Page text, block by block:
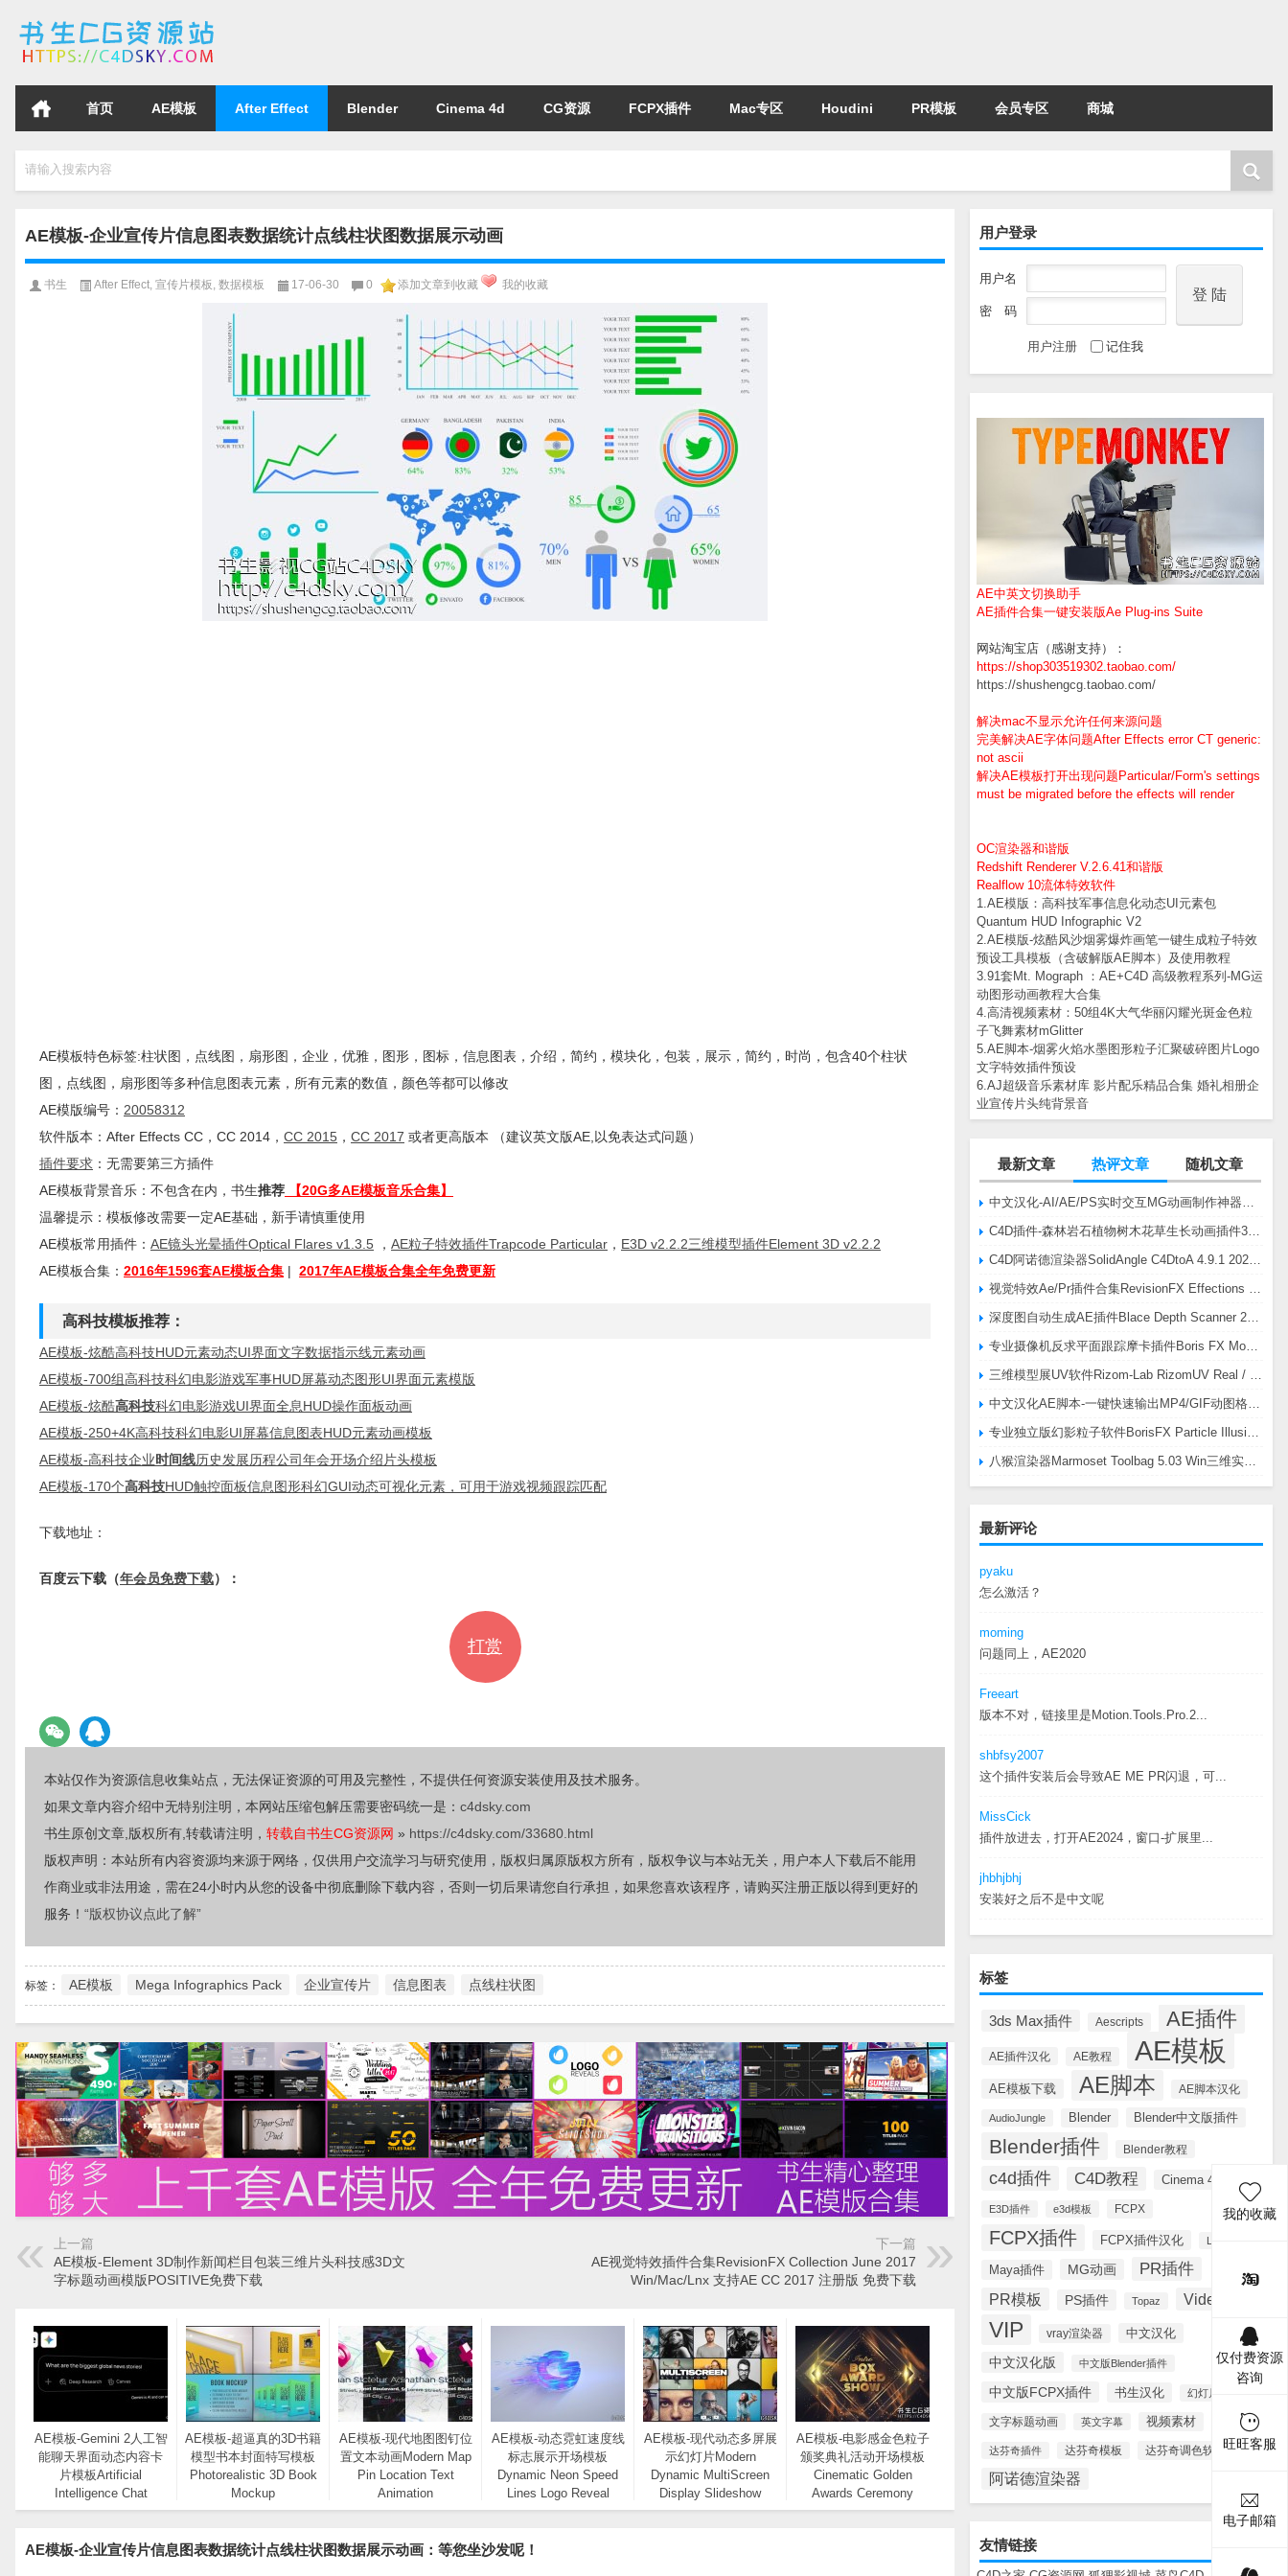
首页 AE模板 After Effect Blender Cinema 4d CG资源 FCPX插件 Mac专区 Houdini PR模板 会员专区 商城
请输入搜索内容
用户登录
用户名
密 码
用户注册 记住我
AE中英文切换助手
AE插件合集一键安装版Ae Plug-ins Suite
网站淘宝店（感谢支持）：
https://shop303519302.taobao.com/
https://shushengcg.taobao.com/
解决mac不显示允许任何来源问题
完美解决AE字体问题After Effects error CT generic:
not ascii
解决AE模板打开出现问题Particular/Form's settings
must be migrated before the effects will render
OC渲染器和谐版
Redshift Renderer V.2.6.41和谐版
Realflow 10流体特效软件
1.AE模版：高科技军事信息化动态UI元素包
Quantum HUD Infographic V2
2.AE模版-炫酷风沙烟雾爆炸画笔一键生成粒子特效
预设工具模板（含破解版AE脚本）及使用教程
3.91套Mt. Mograph ：AE+C4D 高级教程系列-MG运
动图形动画教程大合集
4.高清视频素材：50组4K大气华丽闪耀光斑金色粒
子飞舞素材mGlitter
5.AE脚本-烟雾火焰水墨图形粒子汇聚破碎图片Logo
文字特效插件预设
6.AJ超级音乐素材库 影片配乐精品合集 婚礼相册企
业宣传片头纯背景音
最新文章 热评文章 随机文章
最新评论
pyaku
怎么激活？
moming
问题同上，AE2020
Freeart
版本不对，链接里是Motion.Tools.Pro.2...
shbfsy2007
这个插件安装后会导致AE ME PR闪退，可...
MissCick
插件放进去，打开AE2024，窗口-扩展里...
jhbhjbhj
安装好之后不是中文呢
标签
3ds Max插件 Aescripts AE插件
AE插件汉化 AE教程 AE模板
AE模板下载 AE脚本 AE脚本汉化
AudioJungle Blender Blender中文版插件
Blender插件 Blender教程
c4d插件 C4D教程 Cinema 4D
E3D插件 e3d模板 FCPX
FCPX插件 FCPX插件汉化 Lynda
Maya插件 MG动画 PR插件
PR模板 PS插件 Topaz Videohive
VIP vray渲染器 中文汉化
中文汉化版 中文版Blender插件
中文版FCPX插件 书生汉化 幻灯片模板
文字标题动画 英文字幕 视频素材
达芬奇插件 达芬奇模板 达芬奇调色软件
阿诺德渲染器
友情链接
AE模板-企业宣传片信息图表数据统计点线柱状图数据展示动画
书生 After Effect, 宣传片模板 , 数据模板 17-06-30 0 添加文章到收藏 我的收藏
AE模板特色标签:柱状图，点线图，扇形图，企业，优雅，图形，图标，信息图表，介绍，简约，模块化，包装，展示，简约，时尚，包含40个柱状
图，点线图，扇形图等多种信息图表元素，所有元素的数值，颜色等都可以修改
AE模版编号： 20058312
软件版本： After Effects CC ，CC 2014， CC 2015 ， CC 2017 或者更高版本 （建议英文版AE,以免表达式问题）
插件要求 ：无需要第三方插件
AE模板背景音乐：不包含在内，书生推荐 【20G多AE模板音乐合集】
温馨提示：模板修改需要一定AE基础，新手请慎重使用
AE模板常用插件： AE镜头光晕插件Optical Flares v1.3.5 ， AE粒子特效插件Trapcode Particular ， E3D v2.2.2三维模型插件Element 3D v2.2.2
AE模板合集： 2016年1596套AE模板合集 | 2017年AE模板合集全年免费更新
高科技模板推荐：
AE模板-炫酷高科技HUD元素动态UI界面文字数据指示线元素动画
AE模板-700组高科技科幻电影游戏军事HUD屏幕动态图形UI界面元素模版
AE模板-炫酷高科技科幻电影游戏UI界面全息HUD操作面板动画
AE模板-250+4K高科技科幻电影UI屏幕信息图表HUD元素动画模板
AE模板-高科技企业时间线历史发展历程公司年会开场介绍片头模板
AE模板-170个高科技HUD触控面板信息图形科幻GUI动态可视化元素，可用于游戏视频跟踪匹配
下载地址：
百度云下载（年会员免费下载）：
打赏
本站仅作为资源信息收集站点，无法保证资源的可用及完整性，不提供任何资源安装使用及技术服务。
如果文章内容介绍中无特别注明，本网站压缩包解压需要密码统一是： c4dsky.com
书生原创文章,版权所有,转载请注明， 转载自书生CG资源网 » https://c4dsky.com/33680.html
版权声明：本站所有内容资源均来源于网络，仅供用户交流学习与研究使用，版权归属原版权方所有，版权争议与本站无关，用户本人下载后不能用
作商业或非法用途，需在24小时内从您的设备中彻底删除下载内容，否则一切后果请您自行承担，如果您喜欢该程序，请购买注册正版以得到更好的
服务！ “版权协议点此了解”
标签： AE模板 Mega Infographics Pack 企业宣传片 信息图表 点线柱状图
上一篇
AE模板-Element 3D制作新闻栏目包装三维片头科技感3D文
字标题动画模版POSITIVE免费下载
下一篇
AE视觉特效插件合集RevisionFX Collection June 2017
Win/Mac/Lnx 支持AE CC 2017 注册版 免费下载
AE模板-Gemini 2人工智
能聊天界面动态内容卡
片模板Artificial
Intelligence Chat
Interface Mockup
AE模板-超逼真的3D书籍
模型书本封面特写模板
Photorealistic 3D Book
Mockup
AE模板-现代地图图钉位
置文本动画Modern Map
Pin Location Text
Animation
AE模板-动态霓虹速度线
标志展示开场模板
Dynamic Neon Speed
Lines Logo Reveal
Opener
AE模板-现代动态多屏展
示幻灯片Modern
Dynamic MultiScreen
Display Slideshow
AE模板-电影感金色粒子
颁奖典礼活动开场模板
Cinematic Golden
Awards Ceremony
Event Opener
AE模板-企业宣传片信息图表数据统计点线柱状图数据展示动画：等您坐沙发呢！
我的收藏
仅付费资源
咨询
旺旺客服
电子邮箱